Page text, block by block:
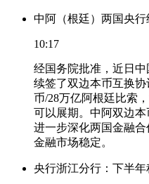
中阿（根廷）两国央
10:17
经国务院批准，近日
续签了双边本币互换
币/28万亿阿根廷比索
可以展期。中阿双边
进一步深化两国金融
金融市场稳定。
央行浙江分行：下半